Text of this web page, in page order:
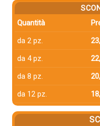
Quantità
da 2 pz.
da 4 pz.
da 8 pz.
da 12 pz.